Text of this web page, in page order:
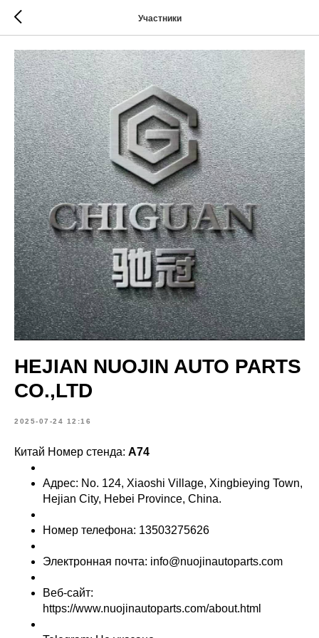
Участники
HEJIAN NUOJIN AUTO PARTS
CO.,LTD
2025-07-24 12:16
Китай Номер стенда: A74
Адрес: No. 124, Xiaoshi Village, Xingbieying Town,
Hejian City, Hebei Province, China.
Номер телефона: 13503275626
Электронная почта: info@nuojinautoparts.com
Веб-сайт:
https://www.nuojinautoparts.com/about.html